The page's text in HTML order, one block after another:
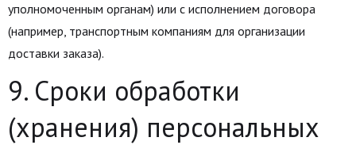
уполномоченным органам) или с исполнением договора
(например, транспортным компаниям для организации
доставки заказа).
9. Сроки обработки
(хранения) персональных